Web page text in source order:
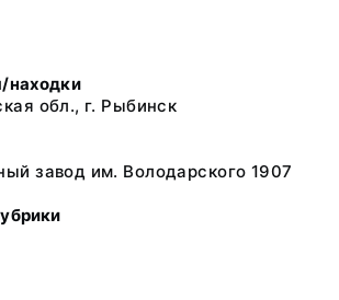
находки
обл., г. Рыбинск
завод им. Володарского 1907